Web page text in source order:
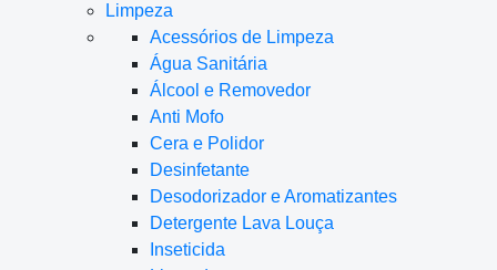
Limpeza
Acessórios de Limpeza
Água Sanitária
Álcool e Removedor
Anti Mofo
Cera e Polidor
Desinfetante
Desodorizador e Aromatizantes
Detergente Lava Louça
Inseticida